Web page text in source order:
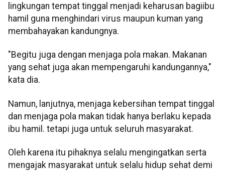
lingkungan tempat tinggal menjadi keharusan bagiibu
hamil guna menghindari virus maupun kuman yang
membahayakan kandungnya.
"Begitu juga dengan menjaga pola makan. Makanan
yang sehat juga akan mempengaruhi kandungannya,"
kata dia.
Namun, lanjutnya, menjaga kebersihan tempat tinggal
dan menjaga pola makan tidak hanya berlaku kepada
ibu hamil. tetapi juga untuk seluruh masyarakat.
Oleh karena itu pihaknya selalu mengingatkan serta
mengajak masyarakat untuk selalu hidup sehat demi